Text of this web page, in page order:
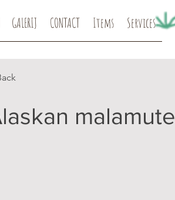
GALERIJ CONTACT Items Services
malamute